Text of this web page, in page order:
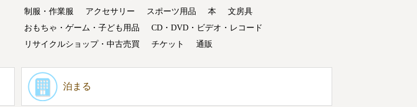
制服・作業服
アクセサリー スポーツ用品 本
文房具
おもちゃ・ゲーム・子ども用品
CD・DVD・ビデオ・レコード
リサイクルショップ・中古売買
チケット 通販
泊まる